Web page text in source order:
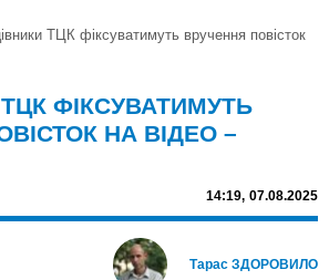
ТЦК фіксуватимуть вручення повісток
ФІКСУВАТИМУТЬ
НА ВІДЕО –
14:19, 07.08.2025
Тарас ЗДОРОВИЛО